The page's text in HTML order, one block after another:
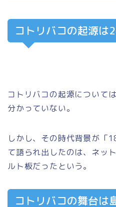
コトリバコの起源は
コトリバコの起源について
分かっていない。
しかし、その時代背景が「
て語られ出したのは、ネッ
ルト板だったという。
コトリバコの舞台は